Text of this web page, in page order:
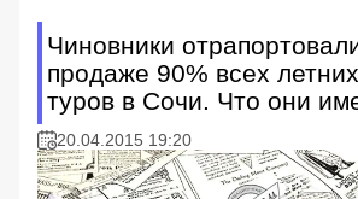
Чиновники
продаже 90% всех
туров в Сочи. Что они
20.04.2015 19:20